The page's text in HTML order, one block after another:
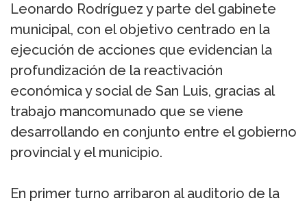
Leonardo Rodríguez y parte del gabinete
municipal, con el objetivo centrado en la
ejecución de acciones que evidencian la
profundización de la reactivación
económica y social de San Luis, gracias al
trabajo mancomunado que se viene
desarrollando en conjunto entre el gobierno
provincial y el municipio.
En primer turno arribaron al auditorio de la